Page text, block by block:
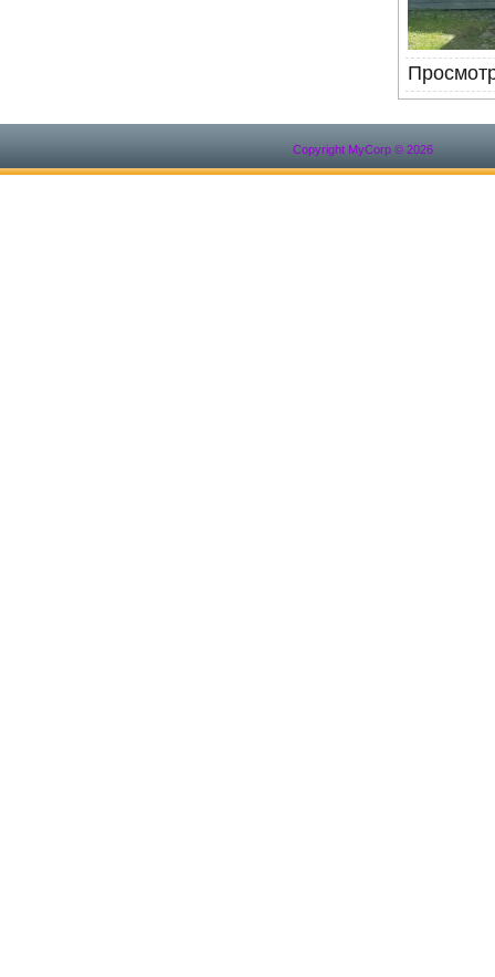
Copyright MyCorp © 2026